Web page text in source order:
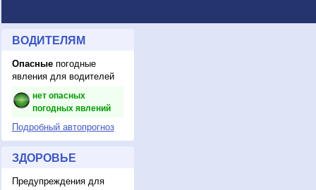
ВОДИТЕЛЯМ
Опасныепогодные
явления для водителей
нет опасных
погодных явлений
Подробный автопрогноз
ЗДОРОВЬЕ
Предупреждения для